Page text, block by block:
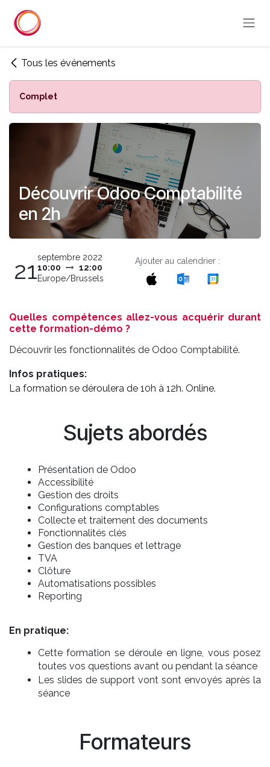
Tous les événements
Complet
Découvrir Odoo Comptabilité
en 2h
21septembre 2022
10:00
12:00
Europe/Brussels
Ajouter au calendrier :
Quelles compétences allez-vous acquérir durant
cette formation-démo ?
Découvrir les fonctionnalités de Odoo Comptabilité.
Infos pratiques:
La formation se déroulera de 10h à 12h. Online.
Sujets abordés
Présentation de Odoo
Accessibilité
Gestion des droits
Configurations comptables
Collecte et traitement des documents
Fonctionnalités clés
Gestion des banques et lettrage
TVA
Clôture
Automatisations possibles
Reporting
En pratique:
Cette formation se déroule en ligne, vous posez
toutes vos questions avant ou pendant la séance
Les slides de support vont sont envoyés après la
séance
Formateurs